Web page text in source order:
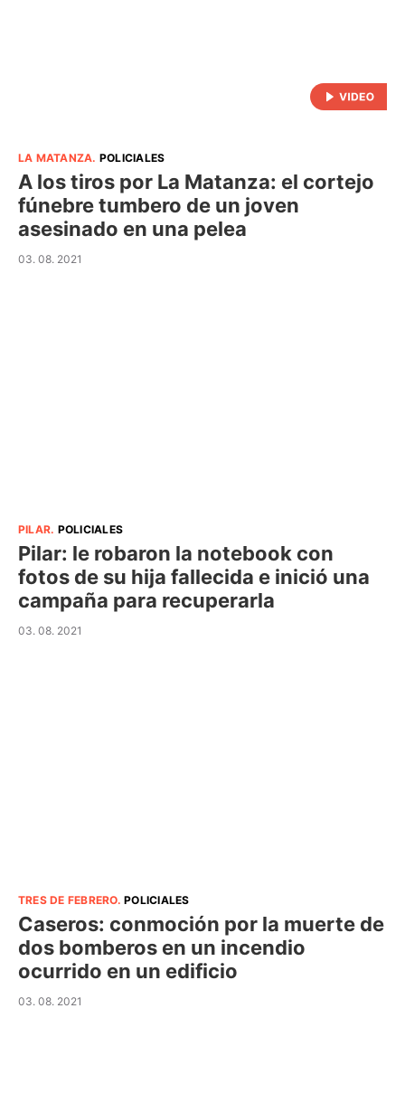
LA MATANZA. POLICIALES
A los tiros por La Matanza: el cortejo
fúnebre tumbero de un joven
asesinado en una pelea
03. 08. 2021
PILAR. POLICIALES
Pilar: le robaron la notebook con
fotos de su hija fallecida e inició una
campaña para recuperarla
03. 08. 2021
TRES DE FEBRERO.POLICIALES
Caseros: conmoción por la muerte de
dos bomberos en un incendio
ocurrido en un edificio
03. 08. 2021